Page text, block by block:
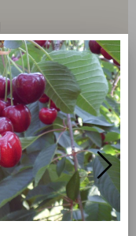
Region
stellt
wie z.B. die
Harzer